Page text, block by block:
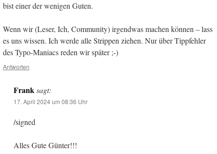
bist einer der wenigen Guten.
Wenn wir (Leser, Ich, Community) irgendwas machen können – lass
es uns wissen. Ich werde alle Strippen ziehen. Nur über Tippfehler
des Typo-Maniacs reden wir später ;-)
Antworten
Frank sagt:
17. April 2024 um 08:36 Uhr
/signed
Alles Gute Günter!!!